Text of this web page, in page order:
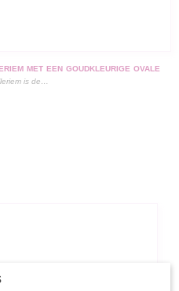
met een goudkleurige ovale
is de…